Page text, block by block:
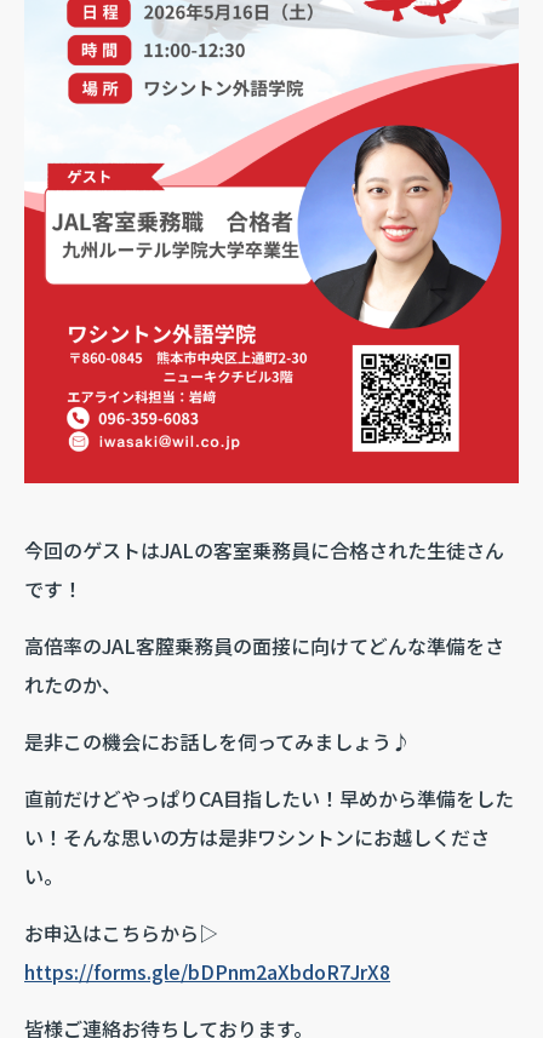
今回のゲストはJALの客室乗務員に合格された生徒さん
です！
高倍率のJAL客膣乗務員の面接に向けてどんな準備をさ
れたのか、
是非この機会にお話しを伺ってみましょう♪
直前だけどやっぱりCA目指したい！早めから準備をした
い！そんな思いの方は是非ワシントンにお越しくださ
い。
お申込はこちらから▷
https://forms.gle/bDPnm2aXbdoR7JrX8
皆様ご連絡お待ちしております。